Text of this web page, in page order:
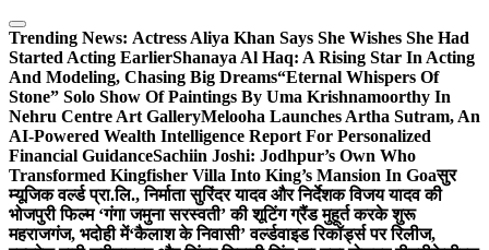
Skip
to
content
Trending News: Actress Aliya Khan Says She Wishes She Had
Started Acting EarlierShanaya Al Haq: A Rising Star In Acting
And Modeling, Chasing Big Dreams“Eternal Whispers Of
Stone” Solo Show Of Paintings By Uma Krishnamoorthy In
Nehru Centre Art GalleryMelooha Launches Artha Sutram, An
AI-Powered Wealth Intelligence Report For Personalized
Financial GuidanceSachiin Joshi: Jodhpur’s Own Who
Transformed Kingfisher Villa Into King’s Mansion In Goaसुर
म्यूजिक वर्ल्ड प्रा.लि., निर्माता सुरिंदर यादव और निर्देशक विजय यादव की
भोजपुरी फिल्म ‘गंगा जमुना सरस्वती’ की शूटिंग ग्रैंड मुहूर्त करके शुरू
महराजगंज, भदोही में‘कैलाश के निवासी’ वर्ल्डवाइड रिकॉर्ड्स पर रिलीज,